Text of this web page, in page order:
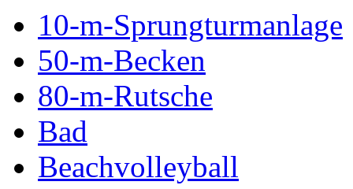
10-m-Sprungturmanlage
50-m-Becken
80-m-Rutsche
Bad
Beachvolleyball